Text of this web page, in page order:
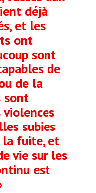
déjà
et les
ont
sont
de
de la
sont
subies
la fuite, et
vie sur les
est